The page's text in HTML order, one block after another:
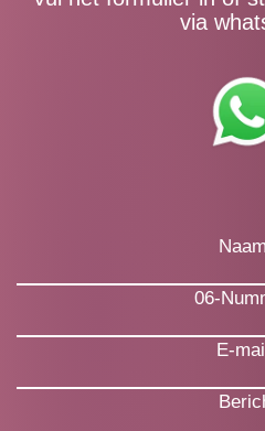
via
Naam
06-
E-